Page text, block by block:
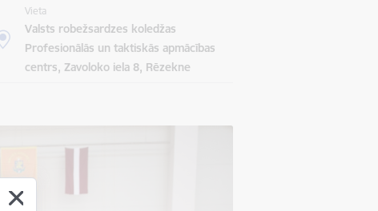
Vieta
Valsts robežsardzes koledžas
Profesionālās un taktiskās apmācības
centrs, Zavoloko iela 8, Rēzekne